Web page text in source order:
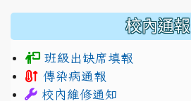
校內通報
班級出缺席填報
傳染病通報
校內維修通知